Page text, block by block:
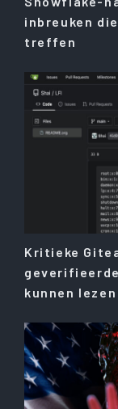
inbreuken
treffen
Kritieke
kunnen